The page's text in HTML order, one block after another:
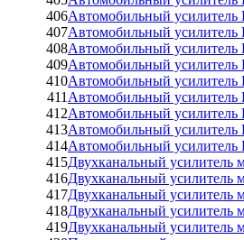
406Автомобильный усилитель
407Автомобильный усилитель
408Автомобильный
409Автомобильный усилитель
410Автомобильный
411 Автомобильный усилитель
412Автомобильный усилитель
413Автомобильный
414Автомобильный
415Двухканальный
416Двухканальный
417Двухканальный
418Двухканальный
419Двухканальный